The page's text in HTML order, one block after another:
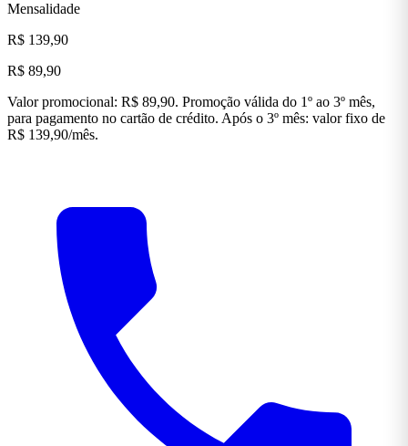
Mensalidade
R$ 139,90
R$ 89,90
Valor promocional: R$ 89,90. Promoção válida do 1º ao 3º mês,
para pagamento no cartão de crédito. Após o 3º mês: valor fixo de
R$ 139,90/mês.